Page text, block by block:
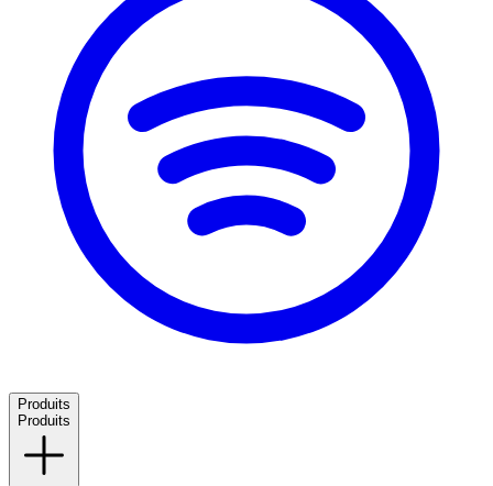
Produits
Produits